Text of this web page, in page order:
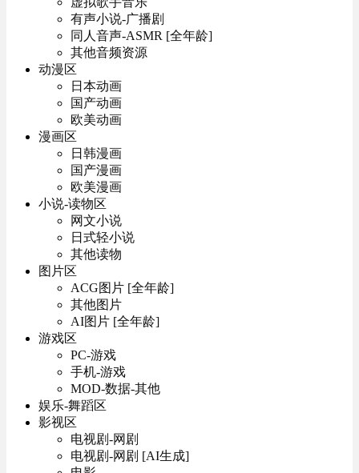
有声小说-广播剧
同人音声-ASMR [全年龄]
其他音频资源
动漫区
日本动画
国产动画
欧美动画
漫画区
日韩漫画
国产漫画
欧美漫画
小说-读物区
网文小说
日式轻小说
其他读物
图片区
ACG图片 [全年龄]
其他图片
AI图片 [全年龄]
游戏区
PC-游戏
手机-游戏
MOD-数据-其他
娱乐-舞蹈区
影视区
电视剧-网剧
电视剧-网剧 [AI生成]